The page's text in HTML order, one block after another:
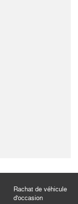
Rachat de véhicule
d'occasion